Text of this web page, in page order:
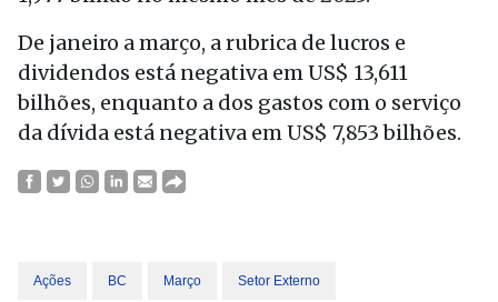
De janeiro a março, a rubrica de lucros e
dividendos está negativa em US$ 13,611
bilhões, enquanto a dos gastos com o serviço
da dívida está negativa em US$ 7,853 bilhões.
Ações BC Março Setor Externo